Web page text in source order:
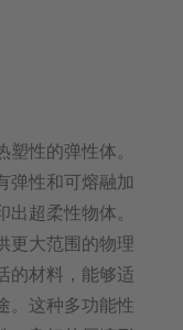
性的弹性体。
弹性和可熔融加
超柔性物体。
更大范围的物理
的材料，能够适
。这种多功能性